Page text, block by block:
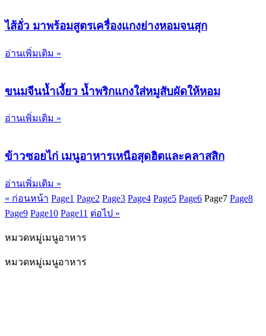
ไส้อั่ว มาพร้อมสูตรเครื่องแกงย่างหอมจนสุก
อ่านเพิ่มเติม »
ขนมจีนน้ำเงี้ยว น้ำพริกแกงใส่หมูสับผัดให้หอม
อ่านเพิ่มเติม »
ข้าวซอยไก่ เมนูอาหารเหนือสุดฮิตและคลาสสิก
อ่านเพิ่มเติม »
« ก่อนหน้า Page1 Page2 Page3 Page4 Page5 Page6 Page7 Page8
Page9 Page10 Page11 ต่อไป »
หมวดหมู่เมนูอาหาร
หมวดหมู่เมนูอาหาร